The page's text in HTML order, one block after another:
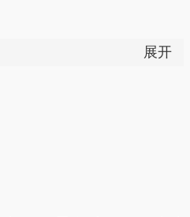
肾经。果壳：味甘、涩，性
展开